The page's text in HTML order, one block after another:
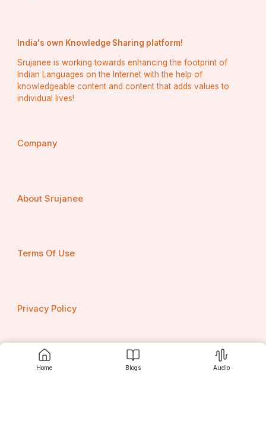
Home Blogs Audio
     !! ସୁଶାନ୍ତ କୁମାର ସାସମଲ
      ହନୁମାନ ନଗର ଆସ୍କା ରୋଡ଼
India's own Knowledge Sharing platform!
Srujanee is working towards enhancing the footprint of
Indian Languages on the Internet with the help of
knowledgeable content and content that adds values to
individual lives!
Company
About Srujanee
Terms Of Use
Privacy Policy
Contact us